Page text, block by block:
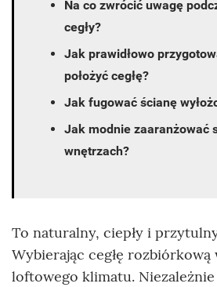
Na co zwrócić uwagę
cegły?
Jak prawidłowo
położyć cegłę?
Jak fugować ścianę
Jak modnie zaaranżować
wnętrzach?
To naturalny, ciepły i
Wybierając cegłę
loftowego klimatu.